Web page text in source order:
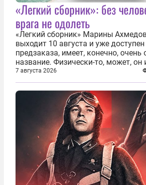
«Легкий сборник»: без
врага не одолеть
«Легкий сборник» Марины
выходит 10 августа и уже
предзаказа, имеет, конечно,
название. Физически-то, может, он
относительно. Но метафизически —
безотносительно тяжелый. Десять
каждый из которых напрямую или
основном —...
7 августа 2026